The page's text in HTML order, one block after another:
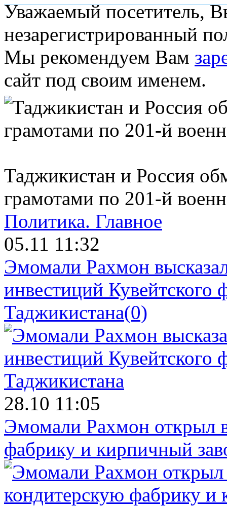
Уважаемый посетитель,
незарегистрированный
Мы рекомендуем Вам
сайт под своим именем.
Таджикистан и Россия
грамотами по 201-й
Политика. Главное
05.11 11:32
Эмомали Рахмон
инвестиций Кувейтского
Таджикистана(0)
28.10 11:05
Эмомали Рахмон открыл
фабрику и кирпичный